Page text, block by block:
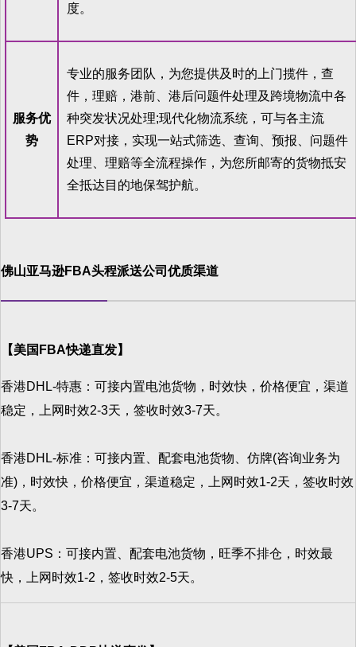
度。
服务优
势
专业的服务团队，为您提供及时的上门揽件，查
件，理赔，港前、港后问题件处理及跨境物流中各
种突发状况处理;现代化物流系统，可与各主流
ERP对接，实现一站式筛选、查询、预报、问题件
处理、理赔等全流程操作，为您所邮寄的货物抵安
全抵达目的地保驾护航。
佛山亚马逊FBA头程派送公司优质渠道
【美国FBA快递直发】
香港DHL-特惠：可接内置电池货物，时效快，价格便宜，渠道
稳定，上网时效2-3天，签收时效3-7天。
香港DHL-标准：可接内置、配套电池货物、仿牌(咨询业务为
准)，时效快，价格便宜，渠道稳定，上网时效1-2天，签收时效
3-7天。
香港UPS：可接内置、配套电池货物，旺季不排仓，时效最
快，上网时效1-2，签收时效2-5天。